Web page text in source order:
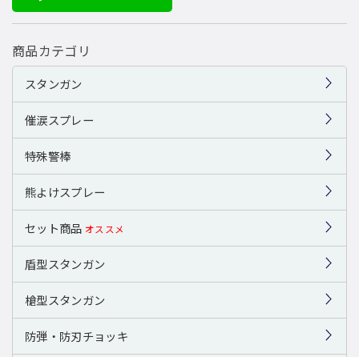
商品カテゴリ
スタンガン
催涙スプレー
特殊警棒
熊よけスプレー
セット商品 オススメ
盾型スタンガン
槍型スタンガン
防弾・防刃チョッキ